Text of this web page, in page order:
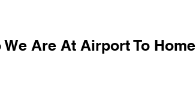
We Are At Airport To Home